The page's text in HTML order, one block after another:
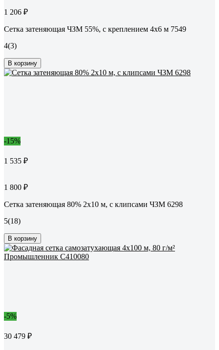
1 206 ₽
Сетка затеняющая ЧЗМ 55%, с креплением 4x6 м 7549
4(3)
В корзину
-15%
1 535 ₽
1 800 ₽
Сетка затеняющая 80% 2x10 м, с клипсами ЧЗМ 6298
5(18)
В корзину
-5%
30 479 ₽